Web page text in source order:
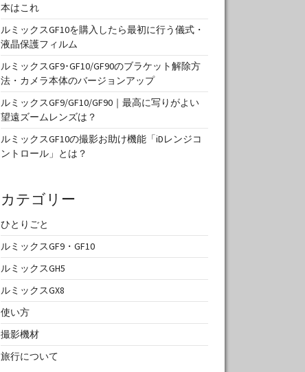
本はこれ
ルミックスGF10を購入したら最初に行う儀式・
液晶保護フィルム
ルミックスGF9･GF10/GF90のブラケット解除方
法・カメラ本体のバージョンアップ
ルミックスGF9/GF10/GF90｜最高に写りがよい
望遠ズームレンズは？
ルミックスGF10の撮影お助け機能「iDレンジコ
ントロール」とは？
カテゴリー
ひとりごと
ルミックスGF9・GF10
ルミックスGH5
ルミックスGX8
使い方
撮影機材
旅行について